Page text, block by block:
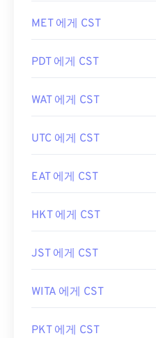
MET 에게 CST
PDT 에게 CST
WAT 에게 CST
UTC 에게 CST
EAT 에게 CST
HKT 에게 CST
JST 에게 CST
WITA 에게 CST
PKT 에게 CST